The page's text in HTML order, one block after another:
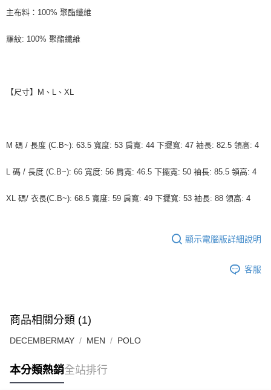
全家取貨付款
7-11取貨付款
每筆NT$60
主布料：100% 聚酯纖維
羅紋: 100% 聚酯纖維
【尺寸】M、L、XL
M 碼 / 長度 (C.B~): 63.5 寬度: 53 肩寬: 44 下擺寬: 47 袖長: 82.5 領高: 4
L 碼 / 長度 (C.B~): 66 寬度: 56 肩寬: 46.5 下擺寬: 50 袖長: 85.5 領高: 4
XL 碼/ 衣長(C.B~): 68.5 寬度: 59 肩寬: 49 下擺寬: 53 袖長: 88 領高: 4
顯示電腦版詳細說明
客服
商品相關分類 (1)
DECEMBERMAY MEN POLO
本分類熱銷全站排行